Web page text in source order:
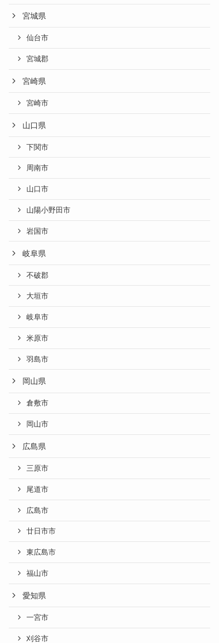
宮城県
仙台市
宮城郡
宮崎県
宮崎市
山口県
下関市
周南市
山口市
山陽小野田市
岩国市
岐阜県
不破郡
大垣市
岐阜市
米原市
羽島市
岡山県
倉敷市
岡山市
広島県
三原市
尾道市
広島市
廿日市市
東広島市
福山市
愛知県
一宮市
刈谷市